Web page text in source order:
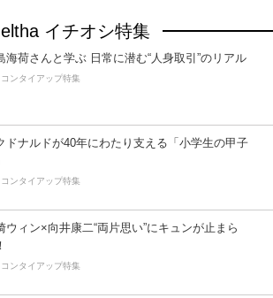
eltha イチオシ特集
海荷さんと学ぶ 日常に潜む“人身取引”のリアル
コンタイアップ特集
ドナルドが40年にわたり支える「小学生の甲子
コンタイアップ特集
ウィン×向井康二“両片思い”にキュンが止まら
コンタイアップ特集